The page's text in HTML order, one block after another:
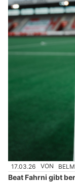
17.03.26 VON
Beat Fahrni gibt